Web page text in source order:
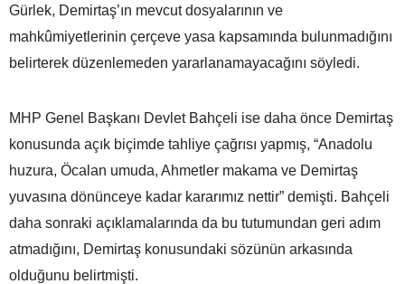
Gürlek, Demirtaş’ın mevcut dosyalarının ve
mahkûmiyetlerinin çerçeve yasa kapsamında bulunmadığını
belirterek düzenlemeden yararlanamayacağını söyledi.
MHP Genel Başkanı Devlet Bahçeli ise daha önce Demirtaş
konusunda açık biçimde tahliye çağrısı yapmış, “Anadolu
huzura, Öcalan umuda, Ahmetler makama ve Demirtaş
yuvasına dönünceye kadar kararımız nettir” demişti. Bahçeli
daha sonraki açıklamalarında da bu tutumundan geri adım
atmadığını, Demirtaş konusundaki sözünün arkasında
olduğunu belirtmişti.